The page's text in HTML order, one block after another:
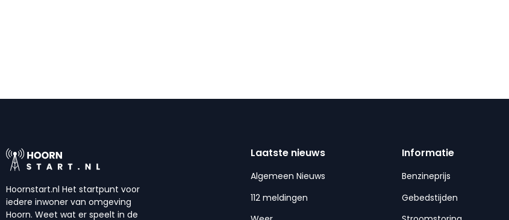
Hoornstart.nl Het startpunt voor
iedere inwoner van omgeving
Hoorn. Weet wat er speelt in de
Laatste nieuws
Algemeen Nieuws
112 meldingen
Informatie
Benzineprijs
Gebedstijden